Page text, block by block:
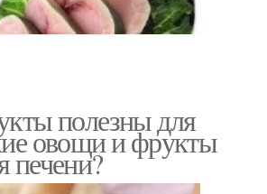
полезны для
овощи и фрукты
печени?